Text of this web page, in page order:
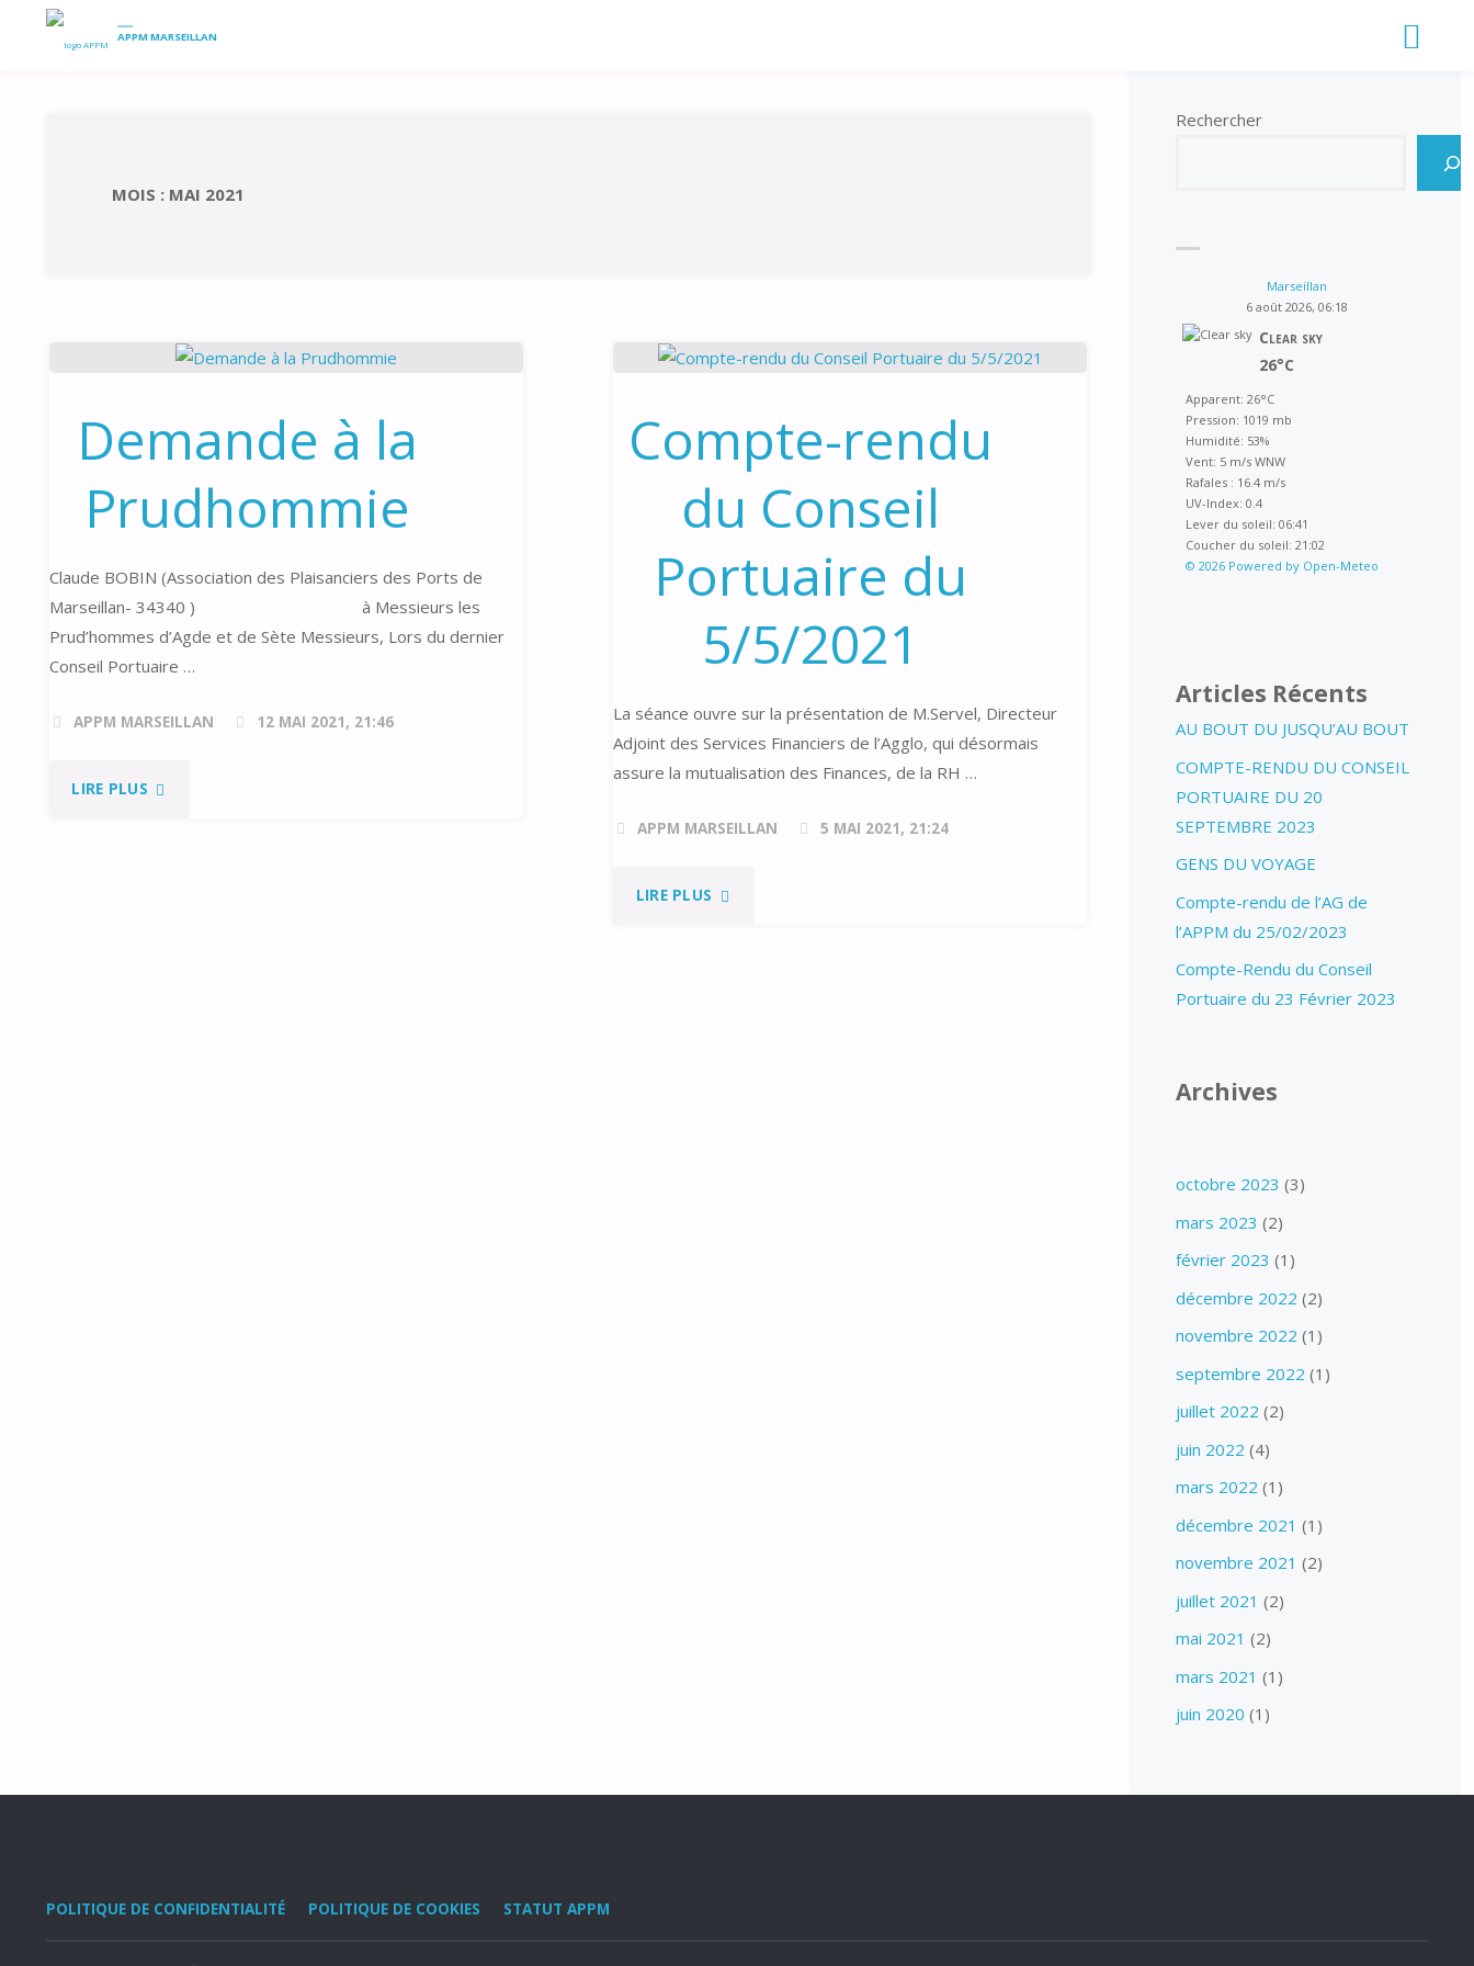
APPM MARSEILLAN
HOME2021
MOIS : MAI 2021
Demande à la
Prudhommie
Claude BOBIN (Association des Plaisanciers des Ports de
Marseillan- 34340 ) à Messieurs les
Prud’hommes d’Agde et de Sète Messieurs, Lors du dernier
Conseil Portuaire …
APPM MARSEILLAN 12 MAI 2021, 21:46
LIRE PLUS "DEMANDE
Compte-rendu
du Conseil
Portuaire du
5/5/2021
La séance ouvre sur la présentation de M.Servel, Directeur
Adjoint des Services Financiers de l’Agglo, qui désormais
assure la mutualisation des Finances, de la RH …
APPM MARSEILLAN 5 MAI 2021, 21:24
LIRE PLUS "COMPTE-
Rechercher
Marseillan
6 août 2026, 06:18
Clear sky
26°C
Apparent: 26°C
Pression: 1019 mb
Humidité: 53%
Vent: 5 m/s WNW
Rafales : 16.4 m/s
UV-Index: 0.4
Lever du soleil: 06:41
Coucher du soleil: 21:02
© 2026 Powered by Open-Meteo
Articles Récents
AU BOUT DU JUSQU’AU BOUT
COMPTE-RENDU DU CONSEIL
PORTUAIRE DU 20
SEPTEMBRE 2023
GENS DU VOYAGE
Compte-rendu de l’AG de
l’APPM du 25/02/2023
Compte-Rendu du Conseil
Portuaire du 23 Février 2023
Archives
octobre 2023 (3)
mars 2023 (2)
février 2023 (1)
décembre 2022 (2)
novembre 2022 (1)
septembre 2022 (1)
juillet 2022 (2)
juin 2022 (4)
mars 2022 (1)
décembre 2021 (1)
novembre 2021 (2)
juillet 2021 (2)
mai 2021 (2)
mars 2021 (1)
juin 2020 (1)
POLITIQUE DE CONFIDENTIALITÉ POLITIQUE DE COOKIES STATUT APPM